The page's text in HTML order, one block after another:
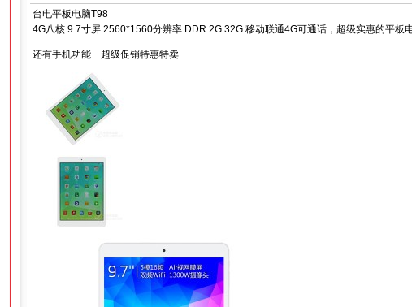
台电平板电脑T98
4G八核 9.7寸屏 2560*1560分辨率 DDR 2G 32G 移动联通4G可通话，超级实惠的平板
还有手机功能 超级促销特惠特卖